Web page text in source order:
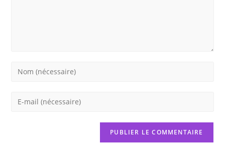
Enter
Enter